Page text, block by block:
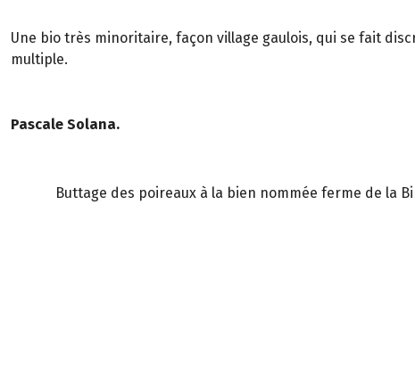
Une bio très minoritaire, façon village gaulois, qui se fait
multiple.
Pascale Solana.
Buttage des poireaux à la bien nommée ferme de la